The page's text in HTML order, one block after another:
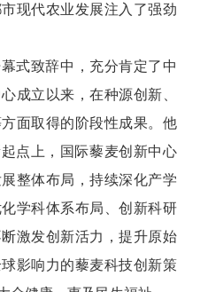
现代农业发展注入了强劲
式致辞中，充分肯定了中
成立以来，在种源创新、
面取得的阶段性成果。他
点上，国际藜麦创新中心
整体布局，持续深化产学
学科体系布局、创新科研
激发创新活力，提升原始
影响力的藜麦科技创新策